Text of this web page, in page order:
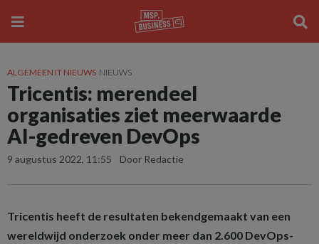
ALGEMEEN IT NIEUWS NIEUWS
Tricentis: merendeel
organisaties ziet meerwaarde
AI-gedreven DevOps
9 augustus 2022, 11:55 Door Redactie
Tricentis heeft de resultaten bekendgemaakt van een
wereldwijd onderzoek onder meer dan 2.600 DevOps-